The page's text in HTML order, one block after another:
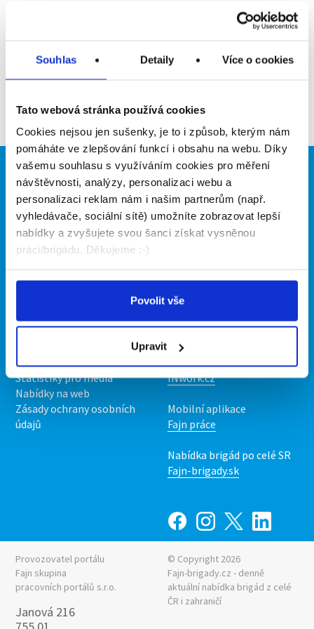
Souhlas Detaily Více o cookies
Tato webová stránka používá cookies
Cookies nejsou jen sušenky, je to i způsob, kterým nám
pomáháte ve zlepšování funkcí i obsahu na webu. Díky
vašemu souhlasu s využíváním cookies pro měření
návštěvnosti, analýzy, personalizaci webu a
personalizaci reklam nám i našim partnerům (např.
vyhledávače, sociální sítě) umožníte zobrazovat lepší
nabídky a zvyšujete svou šanci získat vysněnou
práci/brigádu. Děkujeme :-)
Povolit vše
Upravit
Brigádníci
Články
Hledané brigády
Firmy
Vložit inzerát
Ceník
Propagace
O portálu
Kontakt
O nás
Upravit předvolby cookies
Statistiky pro média
Nabídky na web
Zásady ochrany osobních
údajů
Fajn brigády
Nabídka práce z celé ČR
INwork.cz
Mobilní aplikace
Fajn práce
Nabídka brigád po celé SR
Fajn-brigady.sk
Provozovatel portálu
Fajn skupina
pracovních portálů s.r.o.
Janová 216
© Copyright 2026
Fajn-brigady.cz - denně
aktuální nabídka brigád z celé
ČR i zahraničí